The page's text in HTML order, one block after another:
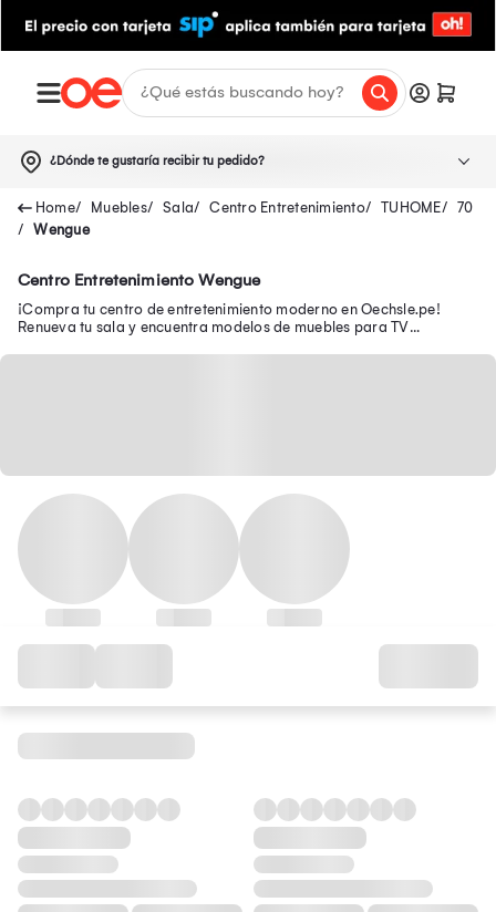
¿Dónde te gustaría recibir tu pedido?
Muebles Sala Centro Entretenimiento TUHOME
70
Wengue
Centro Entretenimiento Wengue
¡Compra tu centro de entretenimiento moderno en Oechsle.pe!
Renueva tu sala y encuentra modelos de muebles para TV